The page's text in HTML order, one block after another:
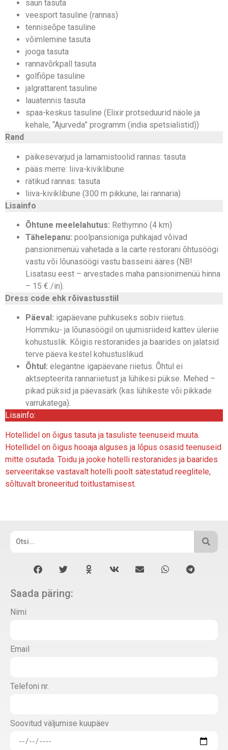
saun tasuta
veesport tasuline (rannas)
tenniseõpe tasuline
võimlemine tasuta
jooga tasuta
rannavõrkpall tasuta
golfiõpe tasuline
jalgrattarent tasuline
lauatennis tasuta
spaa-keskus tasuline (Elixir protseduurid näole ja
kehale, “Ajurveda” programm (india spetsialistid))
Rand
päikesevarjud ja lamamistoolid rannas: tasuta
pääs merre: liiva-kiviklibune
rätikud rannas: tasuta
liiva-kiviklibune (300 m pikkune, lai rannaria)
Lisainfo
Õhtune meelelahutus: Rethymno (4 km)
Tähelepanu: poolpansioniga puhkajad võivad
pansionimenüü vahetada a la carte restorani õhtusöögi
vastu või lõunasöögi vastu basseini ääres (NB!
Lisatasu eest – arvestades maha pansionimenüü hinna
– 15 € /in).
Dress code ehk rõivastusstiil
Päeval: igapäevane puhkuseks sobiv riietus.
Hommiku- ja lõunasöögil on ujumisriideid kattev üleriie
kohustuslik. Kõigis restoranides ja baarides on jalatsid
terve päeva kestel kohustuslikud.
Õhtul: elegantne igapäevane riietus. Õhtul ei
aktsepteerita rannariietust ja lühikesi pükse. Mehed –
pikad püksid ja päevasärk (kas lühikeste või pikkade
varrukatega).
Lisainfo:
Hotellidel on õigus tasuta ja tasuliste teenuseid muuta.
Hotellidel on õigus hooaja alguses ja lõpus osasid teenuseid
mitte osutada. Toidu ja jooke hotelli restoranides ja baarides
serveeritakse vastavalt hotelli poolt sätestatud reeglitele,
sõltuvalt broneeritud toitlustamisest.
Saada päring:
Nimi
Email
Telefoni nr.
Soovitud väljumise kuupäev